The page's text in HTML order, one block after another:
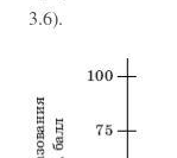
3.6).